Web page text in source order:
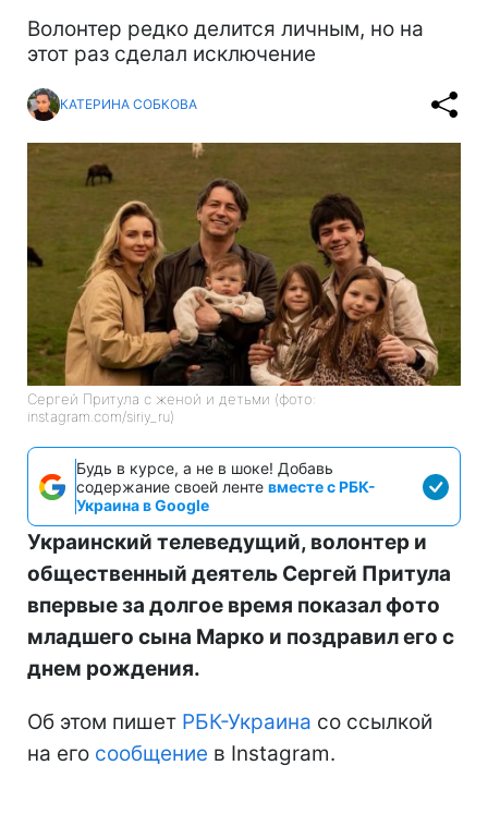
Волонтер редко делится личным, но на
этот раз сделал исключение
КАТЕРИНА СОБКОВА
Сергей Притула с женой и детьми (фото:
instagram.com/siriy_ru)
Будь в курсе, а не в шоке! Добавь
содержание своей ленте вместе с РБК-
Украина в Google
Украинский телеведущий, волонтер и
общественный деятель Сергей Притула
впервые за долгое время показал фото
младшего сына Марко и поздравил его с
днем рождения.
Об этом пишет РБК-Украина со ссылкой
на его сообщение в Instagram.